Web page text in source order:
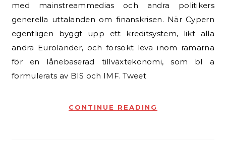
med mainstreammedias och andra politikers
generella uttalanden om finanskrisen. När Cypern
egentligen byggt upp ett kreditsystem, likt alla
andra Euroländer, och försökt leva inom ramarna
för en lånebaserad tillväxtekonomi, som bl a
formulerats av BIS och IMF. Tweet
CONTINUE READING